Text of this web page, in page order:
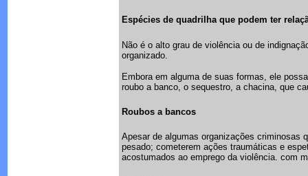
Espécies de quadrilha que podem ter
Não é o alto grau de violência ou de
organizado.
Embora em alguma de suas formas, ele
roubo a banco, o sequestro, a chacina, que
Roubos a bancos
Apesar de algumas organizações criminosas
pesado; cometerem ações traumáticas e
acostumados ao emprego da violência. com